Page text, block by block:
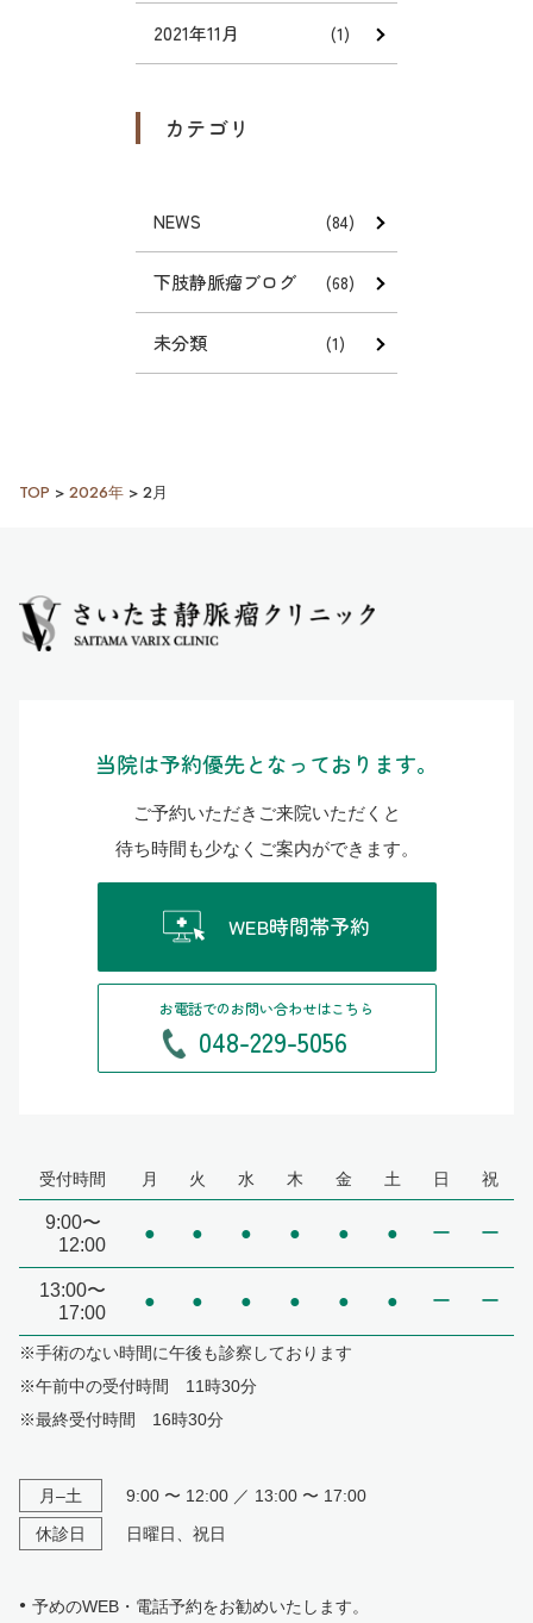
2021年11月 (1)
カテゴリ
NEWS (84)
下肢静脈瘤ブログ (68)
未分類 (1)
TOP > 2026年 > 2月
当院は予約優先となっております。
ご予約いただきご来院いただくと
待ち時間も少なくご案内ができます。
WEB時間帯予約
お電話でのお問い合わせはこちら
048-229-5056
受付時間 月 火 水 木 金 土 日 祝
9:00〜
12:00
● ● ● ● ● ● ー ー
13:00〜
17:00
● ● ● ● ● ● ー ー
※手術のない時間に午後も診察しております
※午前中の受付時間 11時30分
※最終受付時間 16時30分
月–土
9:00 〜 12:00 ／ 13:00 〜 17:00
休診日
日曜日、祝日
予めのWEB・電話予約をお勧めいたします。